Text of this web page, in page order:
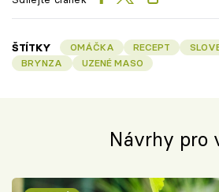
ŠTÍTKY OMÁČKA RECEPT
BRYNZA
UZENÉ MASO
Návrhy pro